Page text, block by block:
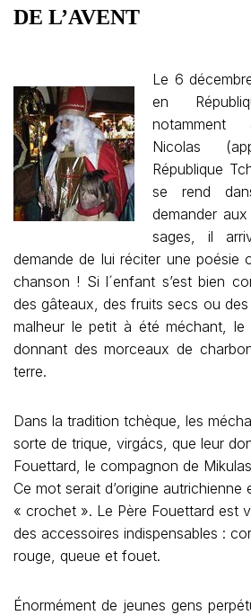
DE L’AVENT
Le 6
en
Nicolas
République
se rend
demander
sages, il
demande de lui réciter une poésie
chanson ! Si l´enfant s’est bien
des gâteaux, des fruits secs ou
malheur le petit à été méchant, le
donnant des morceaux de
terre.
Dans la tradition tchèque, les
sorte de trique, virgács, que leur
Fouettard, le compagnon de
Ce mot serait d’origine autrichienne
« crochet ». Le Père Fouettard est
des accessoires indispensables :
rouge, queue et fouet.
Énormément de jeunes gens